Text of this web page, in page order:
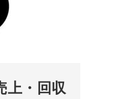
上・回収